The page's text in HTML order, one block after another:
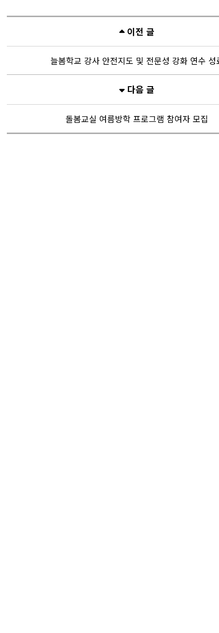
이전 글
늘봄학교 강사 안전지도 및 전문성 강화 연수 성
다음 글
돌봄교실 여름방학 프로그램 참여자 모집